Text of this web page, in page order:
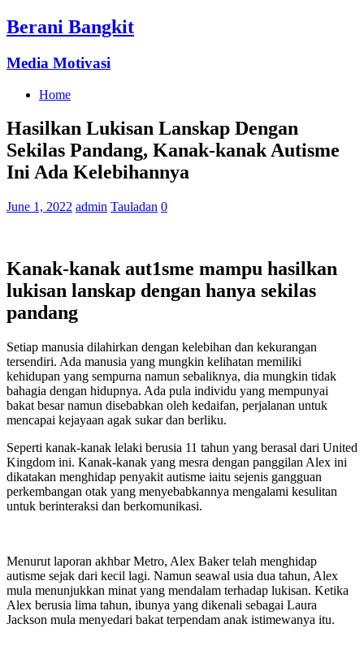
Berani Bangkit
Media Motivasi
Home
Hasilkan Lukisan Lanskap Dengan
Sekilas Pandang, Kanak-kanak Autisme
Ini Ada Kelebihannya
June 1, 2022 admin Tauladan 0
Kanak-kanak aut1sme mampu hasilkan
lukisan lanskap dengan hanya sekilas
pandang
Setiap manusia dilahirkan dengan kelebihan dan kekurangan
tersendiri. Ada manusia yang mungkin kelihatan memiliki
kehidupan yang sempurna namun sebaliknya, dia mungkin tidak
bahagia dengan hidupnya. Ada pula individu yang mempunyai
bakat besar namun disebabkan oleh kedaifan, perjalanan untuk
mencapai kejayaan agak sukar dan berliku.
Seperti kanak-kanak lelaki berusia 11 tahun yang berasal dari United
Kingdom ini. Kanak-kanak yang mesra dengan panggilan Alex ini
dikatakan menghidap penyakit autisme iaitu sejenis gangguan
perkembangan otak yang menyebabkannya mengalami kesulitan
untuk berinteraksi dan berkomunikasi.
Menurut laporan akhbar Metro, Alex Baker telah menghidap
autisme sejak dari kecil lagi. Namun seawal usia dua tahun, Alex
mula menunjukkan minat yang mendalam terhadap lukisan. Ketika
Alex berusia lima tahun, ibunya yang dikenali sebagai Laura
Jackson mula menyedari bakat terpendam anak istimewanya itu.